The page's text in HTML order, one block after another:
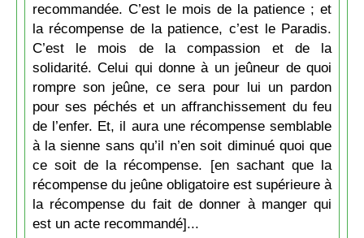
recommandée. C’est le mois de la patience ; et
la récompense de la patience, c’est le Paradis.
C’est le mois de la compassion et de la
solidarité. Celui qui donne à un jeûneur de quoi
rompre son jeûne, ce sera pour lui un pardon
pour ses péchés et un affranchissement du feu
de l’enfer. Et, il aura une récompense semblable
à la sienne sans qu’il n’en soit diminué quoi que
ce soit de la récompense. [en sachant que la
récompense du jeûne obligatoire est supérieure à
la récompense du fait de donner à manger qui
est un acte recommandé]...